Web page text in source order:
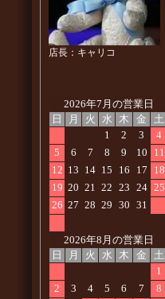
店長：キャリコ
2026年7月の営業日
日
月 火 水 木 金
土
1
2 3
4
5
6 7 8 9 10
11
12 13 14 15 16 17
18
19 20 21 22 23 24 25
26 27 28 29 30 31
2026年8月の営業日
日
月 火 水 木 金
土
1
2
3 4 5 6 7
8